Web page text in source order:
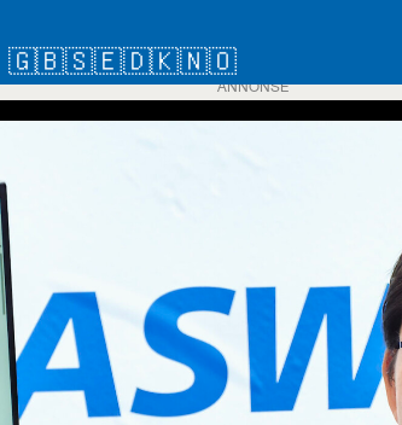
🇬🇧🇸🇪🇩🇰🇳🇴
ANNONSE